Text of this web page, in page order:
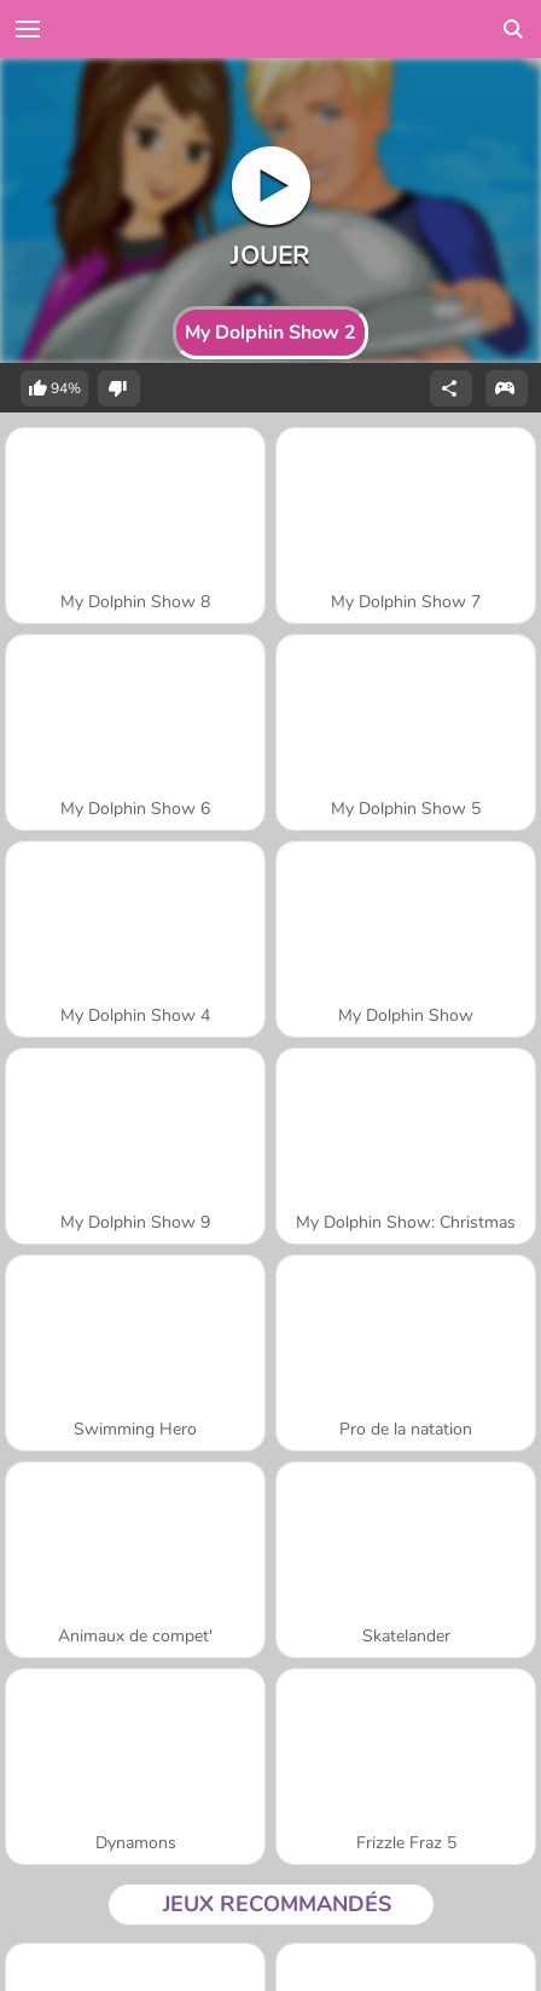
My Dolphin Show 2
94%
My Dolphin Show 8 My Dolphin Show 7
My Dolphin Show 6 My Dolphin Show 5
My Dolphin Show 4 My Dolphin Show
My Dolphin Show 9 My Dolphin Show: Christmas
Swimming Hero Pro de la natation
Animaux de compet' Skatelander
Dynamons Frizzle Fraz 5
JEUX RECOMMANDÉS